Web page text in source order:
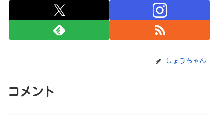
しょうちゃん
コメント